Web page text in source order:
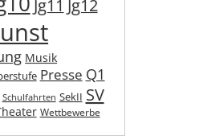
Jg11 Jg12
Musik
Presse Q1
Schulfahrten SekII SV
Wettbewerbe